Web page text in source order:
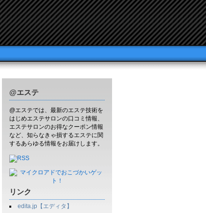
@エステ
@エステでは、最新のエステ技術を
はじめエステサロンの口コミ情報、
エステサロンのお得なクーポン情報
など、知らなきゃ損するエステに関
するあらゆる情報をお届けします。
リンク
edita.jp【エディタ】